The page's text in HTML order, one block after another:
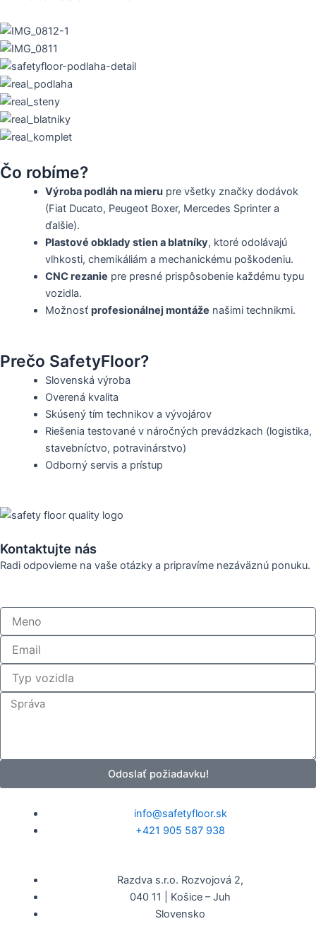
Čo robíme?
Výroba podláh na mierupre všetky značky dodávok
(Fiat Ducato, Peugeot Boxer, Mercedes Sprinter a
ďalšie).
Plastové obklady stien a blatníky, ktoré odolávajú
vlhkosti, chemikáliám a mechanickému poškodeniu.
CNC rezanie pre presné prispôsobenie každému typu
vozidla.
Možnosť profesionálnej montáže našimi technikmi.
Prečo SafetyFloor?
Slovenská výroba
Overená kvalita
Skúsený tím technikov a vývojárov
Riešenia testované v náročných prevádzkach (logistika,
stavebníctvo, potravinárstvo)
Odborný servis a prístup
Kontaktujte nás
Radi odpovieme na vaše otázky a pripravíme nezáväznú ponuku.
M
nE
a
l
T
pS
Odoslať požiadavku!
info@safetyfloor.sk
+421 905 587 938
Razdva s.r.o. Rozvojová 2,
040 11 | Košice – Juh
Slovensko